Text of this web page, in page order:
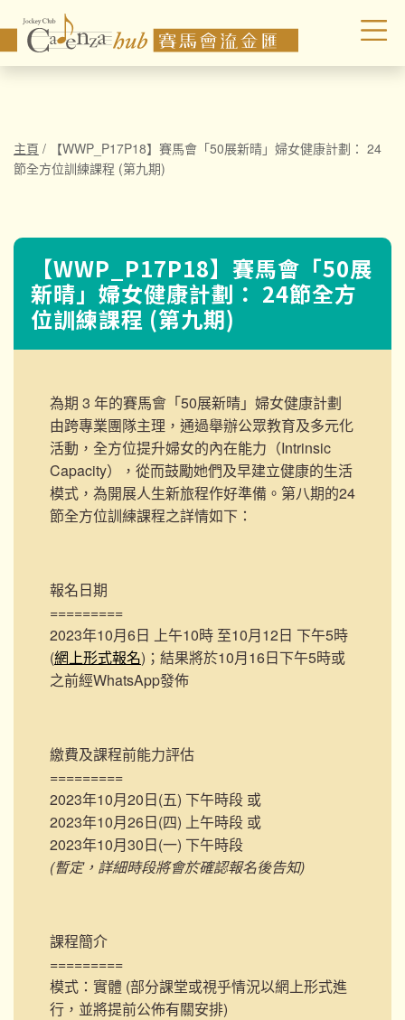
主頁 /
【WWP_P17P18】賽馬會「50展新晴」婦女健康計劃： 24
節全方位訓練課程 (第九期)
【WWP_P17P18】賽馬會「50展
新晴」婦女健康計劃： 24節全方
位訓練課程 (第九期)
為期 3 年的賽馬會「50展新晴」婦女健康計劃
由跨專業團隊主理，通過舉辦公眾教育及多元化
活動，全方位提升婦女的內在能力（Intrinsic
Capacity），從而鼓勵她們及早建立健康的生活
模式，為開展人生新旅程作好準備。第八期的24
節全方位訓練課程之詳情如下：
報名日期
=========
2023年10月6日 上午10時 至10月12日 下午5時
(網上形式報名)；結果將於10月16日下午5時或
之前經WhatsApp發佈
繳費及課程前能力評估
=========
2023年10月20日(五) 下午時段 或
2023年10月26日(四) 上午時段 或
2023年10月30日(一) 下午時段
(暫定，詳細時段將會於確認報名後告知)
課程簡介
=========
模式：實體 (部分課堂或視乎情況以網上形式進
行，並將提前公佈有關安排)